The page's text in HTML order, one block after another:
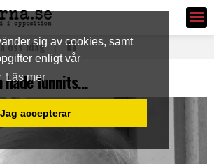
sig av cookies, samt
enligt vår
Läs mer
Jag accepterar
Ledarsidorna.se
oss idag
hade funnits…